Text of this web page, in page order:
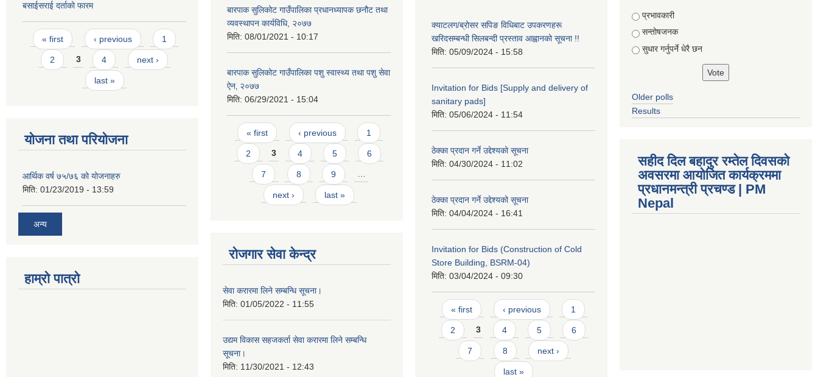
बसाईसराई दर्ताको फारम
Pages
« first ‹ previous 1
2 3 4 next ›
last »
योजना तथा परियोजना
आर्थिक वर्ष ७५/७६ को योजनाहरु
मिति: 01/23/2019 - 13:59
अन्य
हाम्रो पात्रो
बारपाक सुलिकोट गाउँपालिका प्रधानध्यापक छनौट तथा
व्यवस्थापन कार्यविधि, २०७७
मिति: 08/01/2021 - 10:17
बारपाक सुलिकोट गाउँपालिका पशु स्वास्थ्य तथा पशु सेवा
ऐन‚ २०७७
मिति: 06/29/2021 - 15:04
Pages
« first ‹ previous 1
2 3 4 5 6
7 8 9 …
next › last »
रोजगार सेवा केन्द्र
सेवा करारमा लिने सम्बन्धि सूचना।
मिति: 01/05/2022 - 11:55
उद्यम विकास सहजकर्ता सेवा करारमा लिने सम्बन्धि
सूचना।
मिति: 11/30/2021 - 12:43
क्याटलग/ब्रोसर सपिङ विधिबाट उपकरणहरू
खरिदसम्बन्धी सिलबन्दी प्रस्ताव आह्वानको सूचना !!
मिति: 05/09/2024 - 15:58
Invitation for Bids [Supply and delivery of
sanitary pads]
मिति: 05/06/2024 - 11:54
ठेक्का प्रदान गर्ने उद्देश्यको सूचना
मिति: 04/30/2024 - 11:02
ठेक्का प्रदान गर्ने उद्देश्यको सूचना
मिति: 04/04/2024 - 16:41
Invitation for Bids (Construction of Cold
Store Building, BSRM-04)
मिति: 03/04/2024 - 09:30
Pages
« first ‹ previous 1
2 3 4 5 6
7 8 next ›
last »
Choices
प्रभावकारी
सन्तोषजनक
सुधार गर्नुपर्ने धेरै छन
Older polls
Results
सहीद दिल बहादुर रम्तेल दिवसको
अवसरमा आयोजित कार्यक्रममा
प्रधानमन्त्री प्रचण्ड | PM
Nepal